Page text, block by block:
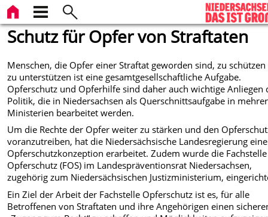
Schutz für Opfer von Straftaten
Menschen, die Opfer einer Straftat geworden sind, zu
zu unterstützen ist eine gesamtgesellschaftliche Aufgabe.
Opferschutz und Opferhilfe sind daher auch wichtige Anliegen
Politik, die in Niedersachsen als Querschnittsaufgabe in
Ministerien bearbeitet werden.
Um die Rechte der Opfer weiter zu stärken und den
voranzutreiben, hat die Niedersächsische Landesregierung eine
Opferschutzkonzeption erarbeitet. Zudem wurde die Fachstelle
Opferschutz (FOS) im Landespräventionsrat Niedersachsen,
zugehörig zum Niedersächsischen Justizministerium,
Ein Ziel der Arbeit der Fachstelle Opferschutz ist es, für alle
Betroffenen von Straftaten und ihre Angehörigen einen